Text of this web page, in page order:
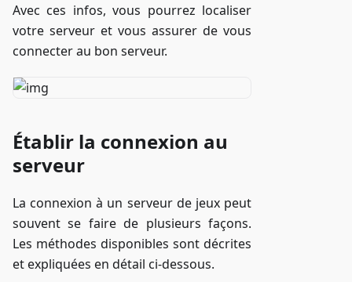
Avec ces infos, vous pourrez localiser
votre serveur et vous assurer de vous
connecter au bon serveur.
Établir la connexion au
serveur
La connexion à un serveur de jeux peut
souvent se faire de plusieurs façons.
Les méthodes disponibles sont décrites
et expliquées en détail ci-dessous.